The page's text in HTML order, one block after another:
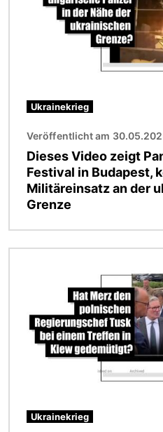
Ukrainekrieg
Veröffentlicht am
Dieses Video zeigt
Festival in Budapest,
Militäreinsatz an der
Grenze
Ukrainekrieg